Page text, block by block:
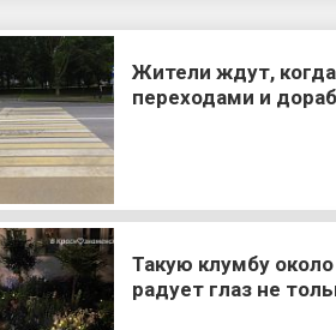
Жители ждут,
переходами и
Такую клумбу
радует глаз не